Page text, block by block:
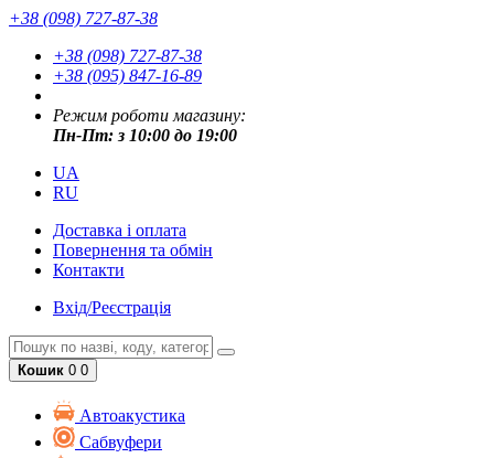
+38 (098) 727-87-38
+38 (098) 727-87-38
+38 (095) 847-16-89
Режим роботи магазину:
Пн-Пт: з 10:00 до 19:00
UA
RU
Доставка і оплата
Повернення та обмін
Контакти
Вхід/Реєстрація
Кошик 0 0
Автоакустика
Cабвуфери